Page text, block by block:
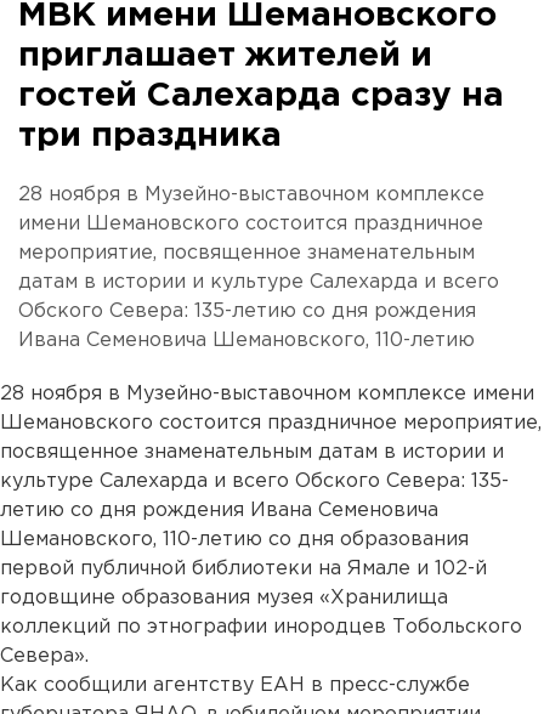
МВК имени Шемановского
приглашает жителей и
гостей Салехарда сразу на
три праздника
28 ноября в Музейно-выставочном комплексе
имени Шемановского состоится праздничное
мероприятие, посвященное знаменательным
датам в истории и культуре Салехарда и всего
Обского Севера: 135-летию со дня рождения
Ивана Семеновича Шемановского, 110-летию
28 ноября в Музейно-выставочном комплексе имени
Шемановского состоится праздничное мероприятие,
посвященное знаменательным датам в истории и
культуре Салехарда и всего Обского Севера: 135-
летию со дня рождения Ивана Семеновича
Шемановского, 110-летию со дня образования
первой публичной библиотеки на Ямале и 102-й
годовщине образования музея «Хранилища
коллекций по этнографии инородцев Тобольского
Севера».
Как сообщили агентству ЕАН в пресс-службе